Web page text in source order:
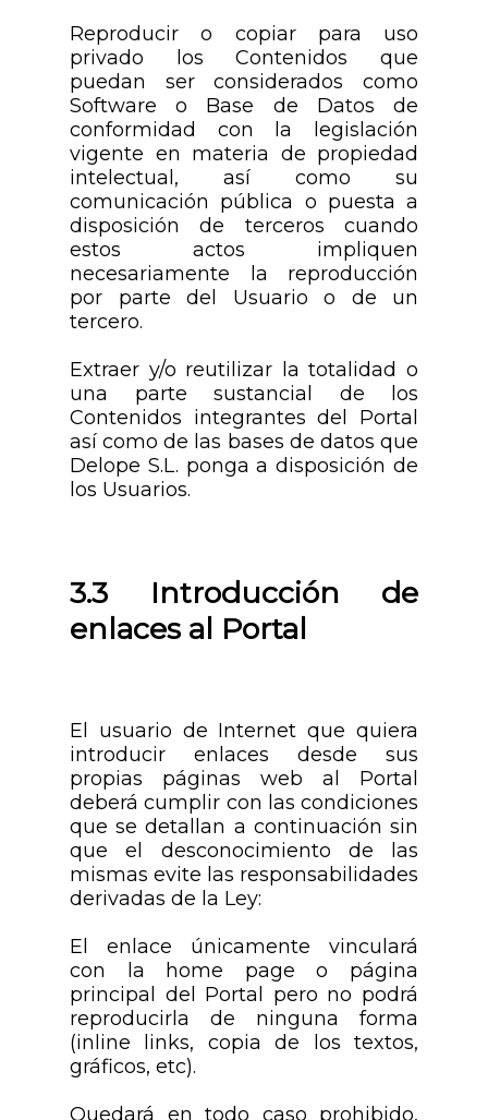
Reproducir o copiar para uso
privado los Contenidos que
puedan ser considerados como
Software o Base de Datos de
conformidad con la legislación
vigente en materia de propiedad
intelectual, así como su
comunicación pública o puesta a
disposición de terceros cuando
estos actos impliquen
necesariamente la reproducción
por parte del Usuario o de un
tercero.
Extraer y/o reutilizar la totalidad o
una parte sustancial de los
Contenidos integrantes del Portal
así como de las bases de datos que
Delope S.L. ponga a disposición de
los Usuarios.
3.3 Introducción de
enlaces al Portal
El usuario de Internet que quiera
introducir enlaces desde sus
propias páginas web al Portal
deberá cumplir con las condiciones
que se detallan a continuación sin
que el desconocimiento de las
mismas evite las responsabilidades
derivadas de la Ley:
El enlace únicamente vinculará
con la home page o página
principal del Portal pero no podrá
reproducirla de ninguna forma
(inline links, copia de los textos,
gráficos, etc).
Quedará en todo caso prohibido,